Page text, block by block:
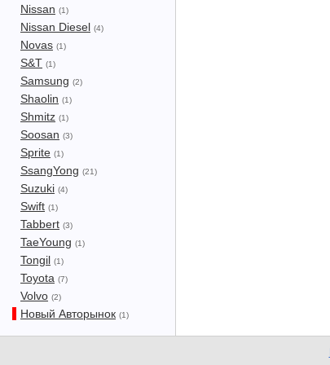
Nissan (1)
Nissan Diesel (4)
Novas (1)
S&T (1)
Samsung (2)
Shaolin (1)
Shmitz (1)
Soosan (3)
Sprite (1)
SsangYong (21)
Suzuki (4)
Swift (1)
Tabbert (3)
TaeYoung (1)
Tongil (1)
Toyota (7)
Volvo (2)
Новый Авторынок (1)